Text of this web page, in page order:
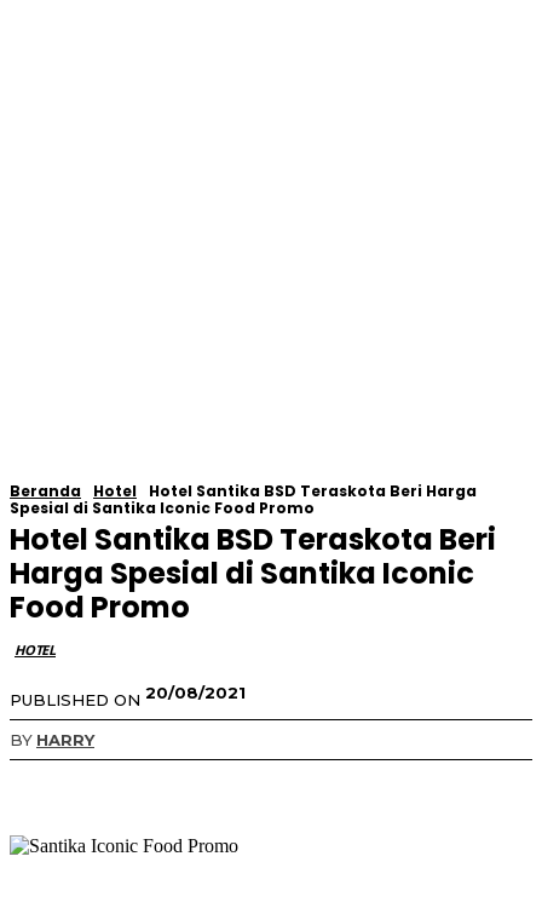
Beranda Hotel
Hotel Santika BSD Teraskota Beri Harga
Spesial di Santika Iconic Food Promo
Hotel Santika BSD Teraskota Beri
Harga Spesial di Santika Iconic
Food Promo
HOTEL
PUBLISHED ON 20/08/2021
BY HARRY